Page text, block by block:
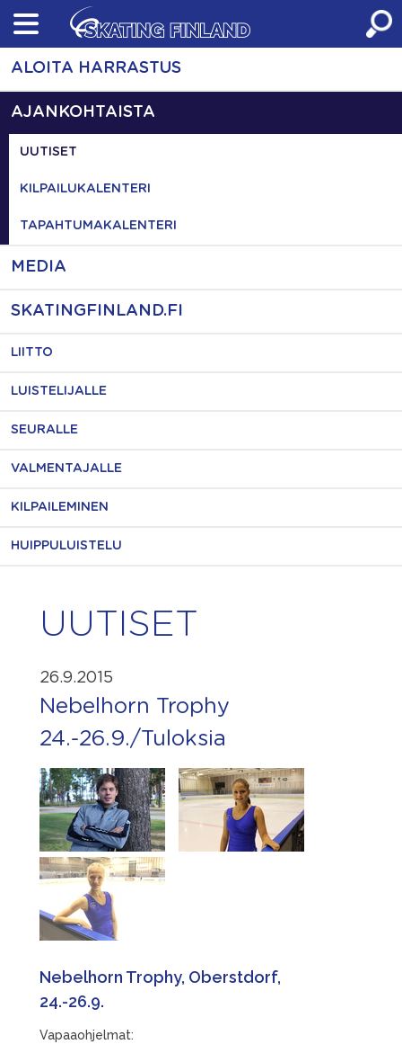
Skip
content
ALOITA HARRASTUS
AJANKOHTAISTA
UUTISET
KILPAILUKALENTERI
TAPAHTUMAKALENTERI
MEDIA
SKATINGFINLAND.FI
LIITTO
LUISTELIJALLE
SEURALLE
VALMENTAJALLE
KILPAILEMINEN
HUIPPULUISTELU
UUTISET
26.9.2015
Nebelhorn Trophy
24.-26.9./Tuloksia
Nebelhorn Trophy, Oberstdorf,
24.-26.9.
Vapaaohjelmat: